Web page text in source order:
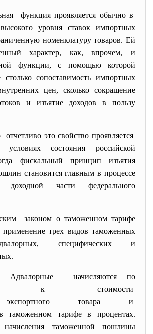
функция проявляется обычно в
уровня ставок импортных
номенклатуру товаров. Ей
характер, как, впрочем, и
функции, с помощью которой
столько сопоставимость импортных
цен, сколько сокращение
и изъятие доходов в пользу
это свойство проявляется
состояния российской
фискальный принцип изъятия
становится главным в процессе
доходной части федерального
законом о таможенном тарифе
применение трех видов таможенных
специфических и
Адвалорные начисляются по
к стоимости
товара и
таможенном тарифе в процентах.
таможенной пошлины